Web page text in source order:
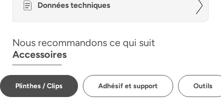
Données techniques
Nous recommandons ce qui suit
Accessoires
Plinthes / Clips Adhésif et support Outils